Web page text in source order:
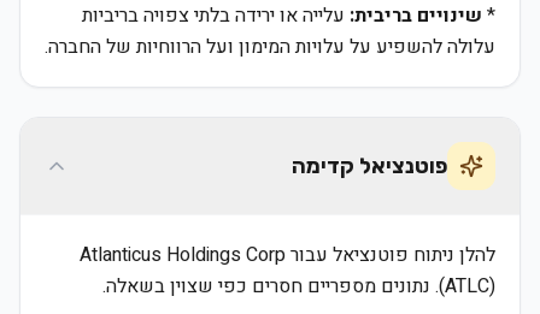
* שינויים בריבית: עלייה או ירידה בלתי צפויה בריביות
עלולה להשפיע על עלויות המימון ועל הרווחיות של החברה.
פוטנציאל קדימה
להלן ניתוח פוטנציאל עבור Atlanticus Holdings Corp
(ATLC). נתונים מספריים חסרים כפי שצוין בשאלה.